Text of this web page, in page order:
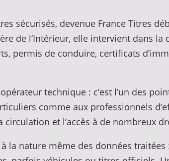
sécurisés, devenue France Titres
de l’Intérieur, elle intervient dans
permis de conduire, certificats
technique : c’est l’un des
comme aux professionnels
et l’accès à de nombreux
la nature même des données